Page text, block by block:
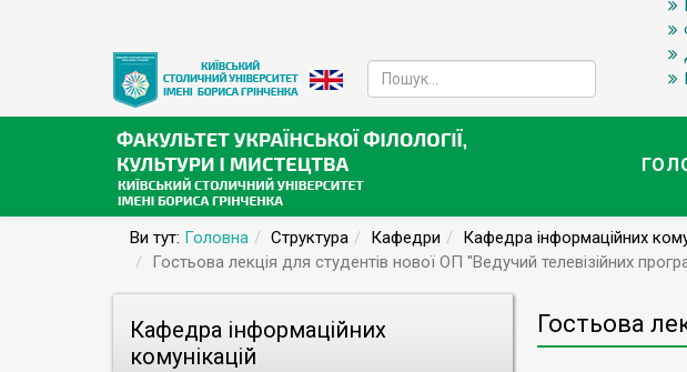
Ви тут: Головна Структура Кафедри Кафедра інформаційних
Гостьова лекція для студентів нової ОП "Ведучий телевізійних
Кафедра інформаційних
комунікацій
Гостьова